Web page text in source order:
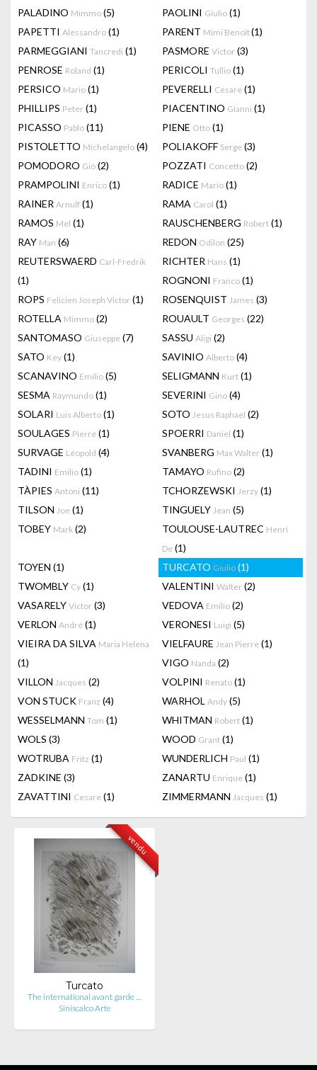
PALADINO Mimmo (5) PAOLINI Giulio (1)
PAPETTI Alessandro (1) PARENT Mimi Benoît(1)
PARMEGGIANI Tancredi (1) PASMORE Victor (3)
PENROSE Roland (1) PERICOLI Tullio (1)
PERSICO Mario (1) PEVERELLI Cesare (1)
PHILLIPS Peter (1) PIACENTINO Gianni (1)
PICASSO Pablo (11) PIENE Otto (1)
PISTOLETTO Michelangelo (4) POLIAKOFF Serge (3)
POMODORO Giò (2) POZZATI Concetto (2)
PRAMPOLINI Enrico (1) RADICE Mario (1)
RAINER Arnulf (1) RAMA Carol (1)
RAMOS Mel (1) RAUSCHENBERG Robert (1)
RAY Man (6) REDON Odilon (25)
REUTERSWAERD Carl-Fredrik
(1)
RICHTER Hans (1)
ROGNONI Franco (1)
ROPS Felicien Joseph Victor (1) ROSENQUIST James (3)
ROTELLA Mimmo (2) ROUAULT Georges (22)
SANTOMASO Giuseppe (7) SASSU Aligi (2)
SATO Key (1) SAVINIO Alberto (4)
SCANAVINO Emilio (5) SELIGMANN Kurt (1)
SESMA Raymundo (1) SEVERINI Gino (4)
SOLARI Luis Alberto (1) SOTO Jesus Raphael (2)
SOULAGES Pierre (1) SPOERRI Daniel (1)
SURVAGE Léopold (4) SVANBERG Max Walter (1)
TADINI Emilio (1) TAMAYO Rufino (2)
TÀPIES Antoni (11) TCHORZEWSKI Jerzy (1)
TILSON Joe (1) TINGUELY Jean (5)
TOBEY Mark (2) TOULOUSE-LAUTREC Henri
De (1)
TOYEN (1) TURCATO Giulio (1)
TWOMBLY Cy (1) VALENTINI Walter (2)
VASARELY Victor (3) VEDOVA Emilio (2)
VERLON André (1) VERONESI Luigi (5)
VIEIRA DA SILVA Maria Helena
(1)
VIELFAURE Jean Pierre (1)
VIGO Nanda (2)
VILLON Jacques (2) VOLPINI Renato (1)
VON STUCK Franz (4) WARHOL Andy (5)
WESSELMANN Tom (1) WHITMAN Robert (1)
WOLS (3) WOOD Grant (1)
WOTRUBA Fritz (1) WUNDERLICH Paul (1)
ZADKINE (3) ZANARTU Enrique (1)
ZAVATTINI Cesare (1) ZIMMERMANN Jacques (1)
vendu
Turcato
The international avant garde …
Siniscalco Arte